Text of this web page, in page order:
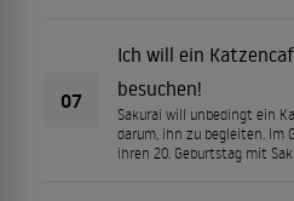
07
Ich will ein
besuchen!
Sakurai will unbedingt ein
darum, ihn zu begleiten. Im
ihren 20. Geburtstag mit